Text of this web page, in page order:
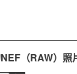
（RAW）照